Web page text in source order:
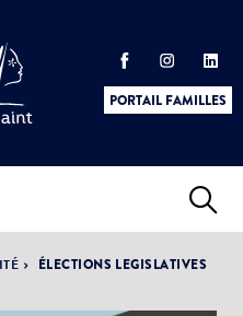
PORTAIL FAMILLES
ACTUALITÉS &
ÉVÈNEMENTS
ÉLECTIONS LEGISLATIVES